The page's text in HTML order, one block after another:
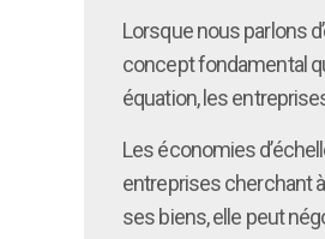
Lorsque nous parlons
concept fondamental
équation, les
Les économies
entreprises cherchant à
ses biens, elle peut